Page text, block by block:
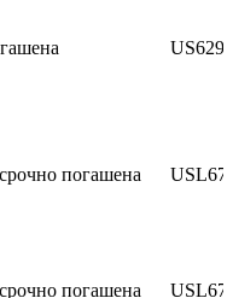
погашена
погашена